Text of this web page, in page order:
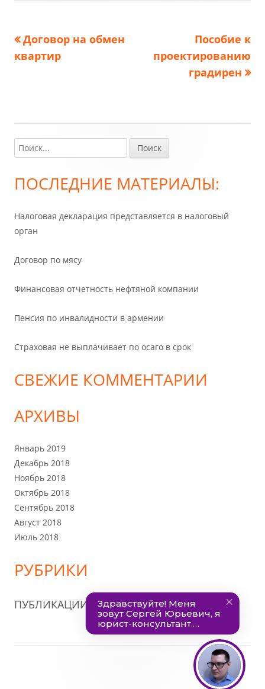
Навигация
Предыдущая
запись:
Договор на обмен
квартир
Следующая
запись:
Пособие к
проектированию
градирен
Главная
боковая
Найти:
ПОСЛЕДНИЕ МАТЕРИАЛЫ:
Налоговая декларация представляется в налоговый
орган
Договор по мясу
Финансовая отчетность нефтяной компании
Пенсия по инвалидности в армении
Страховая не выплачивает по осаго в срок
СВЕЖИЕ КОММЕНТАРИИ
АРХИВЫ
Январь 2019
Декабрь 2018
Ноябрь 2018
Октябрь 2018
Сентябрь 2018
Август 2018
Июль 2018
РУБРИКИ
ПУБЛИКАЦИИ